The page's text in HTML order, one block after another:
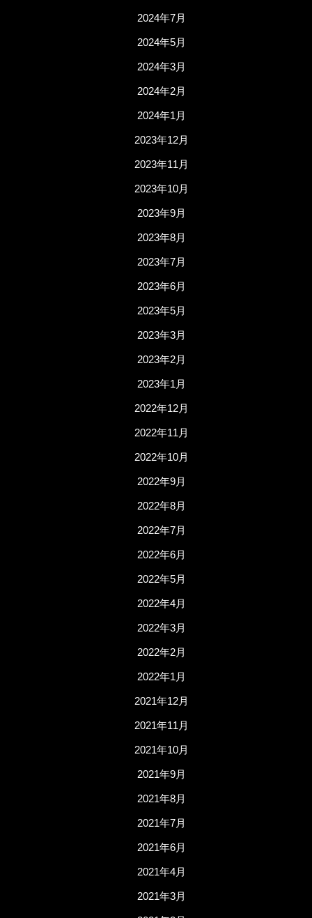
2024年7月
2024年5月
2024年3月
2024年2月
2024年1月
2023年12月
2023年11月
2023年10月
2023年9月
2023年8月
2023年7月
2023年6月
2023年5月
2023年3月
2023年2月
2023年1月
2022年12月
2022年11月
2022年10月
2022年9月
2022年8月
2022年7月
2022年6月
2022年5月
2022年4月
2022年3月
2022年2月
2022年1月
2021年12月
2021年11月
2021年10月
2021年9月
2021年8月
2021年7月
2021年6月
2021年4月
2021年3月